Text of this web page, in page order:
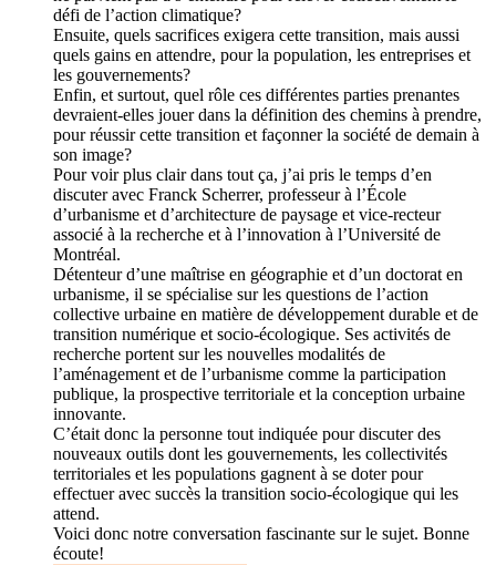
défi de l’action climatique?
Ensuite, quels sacrifices exigera cette transition, mais aussi
quels gains en attendre, pour la population, les entreprises et
les gouvernements?
Enfin, et surtout, quel rôle ces différentes parties prenantes
devraient-elles jouer dans la définition des chemins à prendre,
pour réussir cette transition et façonner la société de demain à
son image?
Pour voir plus clair dans tout ça, j’ai pris le temps d’en
discuter avec Franck Scherrer, professeur à l’École
d’urbanisme et d’architecture de paysage et vice-recteur
associé à la recherche et à l’innovation à l’Université de
Montréal.
Détenteur d’une maîtrise en géographie et d’un doctorat en
urbanisme, il se spécialise sur les questions de l’action
collective urbaine en matière de développement durable et de
transition numérique et socio-écologique. Ses activités de
recherche portent sur les nouvelles modalités de
l’aménagement et de l’urbanisme comme la participation
publique, la prospective territoriale et la conception urbaine
innovante.
C’était donc la personne tout indiquée pour discuter des
nouveaux outils dont les gouvernements, les collectivités
territoriales et les populations gagnent à se doter pour
effectuer avec succès la transition socio-écologique qui les
attend.
Voici donc notre conversation fascinante sur le sujet. Bonne
écoute!